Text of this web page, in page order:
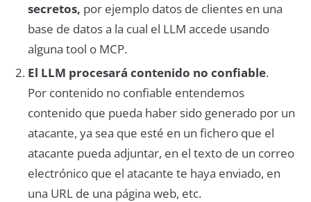
secretos, por ejemplo datos de clientes en una
base de datos a la cual el LLM accede usando
alguna tool o MCP.
El LLM procesará contenido no confiable.
Por contenido no confiable entendemos
contenido que pueda haber sido generado por un
atacante, ya sea que esté en un fichero que el
atacante pueda adjuntar, en el texto de un correo
electrónico que el atacante te haya enviado, en
una URL de una página web, etc.